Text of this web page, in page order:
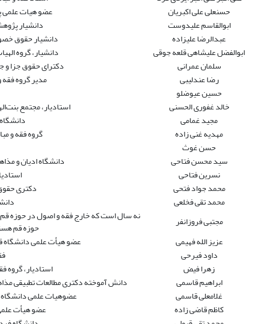
حسنعلی علی اکبریان
عضو هیات علمی
ابوالقاسم علیدوست
دانشیار
عبدالرضا علیزاده
دانشیار حقوق
ابوالفضل علیشاهی قلعه جوقی
دانشیار، گروه
سلمان عمرانی
دکترای حقوق جزا
رضا عندلیبی
مدیر گروه
حسین عیوضلو
خالد غفوری الحسنی
استادیار، مجتمع
مجید غمامی
مهدیه غنی زاده
گروه فقه و
حسن غوث
سید محسن فتاحی
دانشگاه ادیان و
نسرین فتاحی
محمد جواد فتحی
دکتری
محمد تقی فخلعی
مجتبی فروزانفر
نه سال است که خارج فقه و اصول در حوزه
حوزه قم
عزیز الله فهیمی
عضو هیأت علمی
داود فیرحی
زهرا فیض
استادیار، گروه
ابراهیم قاسمی
دانش آموخته دکتری مطالعات تطبیقی
غلامعلی قاسمی
عضوهیات علمی
کاظم قاضی زاده
عضو هیأت